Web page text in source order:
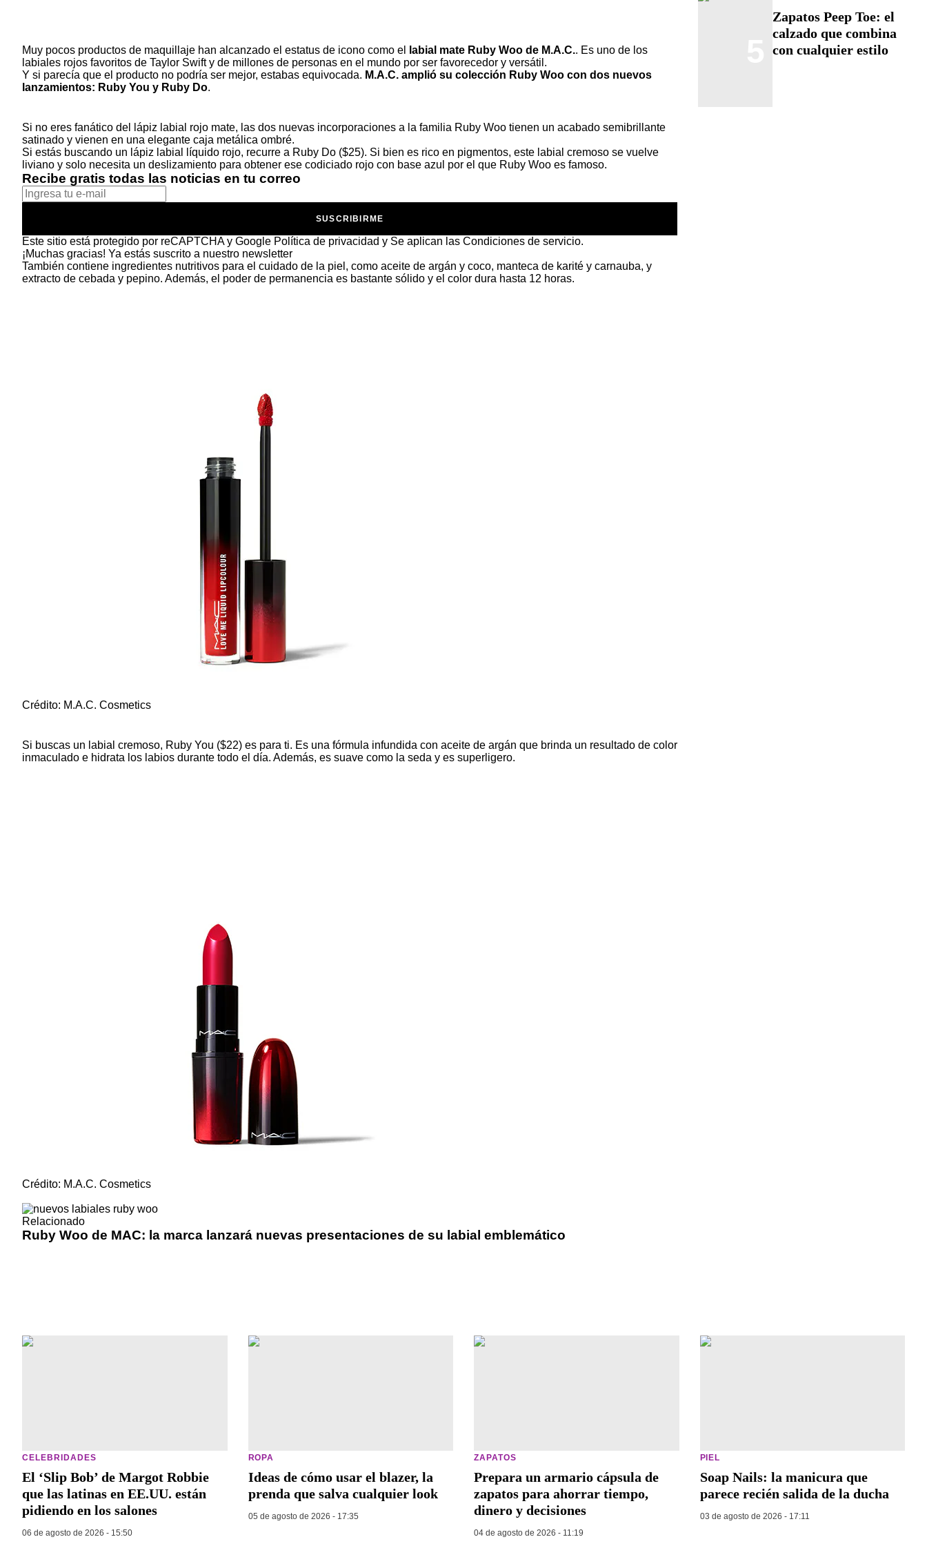
Muy pocos productos de maquillaje han alcanzado el estatus de icono como el labial mate Ruby Woo de M.A.C.. Es uno de los
labiales rojos favoritos de Taylor Swifty de millones de personas en el mundo por ser favorecedor y versátil.
Y si parecía que el producto no podría ser mejor, estabas equivocada. M.A.C. amplió su colección Ruby Woo con dos nuevos
lanzamientos: Ruby You y Ruby Do.
Si no eres fanático del lápiz labial rojo mate, las dos nuevas incorporaciones a la familia Ruby Woo tienen un acabado semibrillante
satinado y vienen en una elegante caja metálica ombré.
Si estás buscando un lápiz labial líquido rojo, recurre a Ruby Do ($25). Si bien es rico en pigmentos, este labial cremoso se vuelve
liviano y solo necesita un deslizamiento para obtener ese codiciado rojo con base azul por el que Ruby Woo es famoso.
Recibe gratis todas las noticias en tu correo
SUSCRIBIRME
Este sitio está protegido por reCAPTCHA y Google Política de privacidad y Se aplican las Condiciones de servicio.
¡Muchas gracias! Ya estás suscrito a nuestro newsletter
También contiene ingredientes nutritivos para el cuidado de la piel, como aceite de argán y coco, manteca de karité y carnauba, y
extracto de cebada y pepino. Además, el poder de permanencia es bastante sólido y el color dura hasta 12 horas.
Crédito: M.A.C. Cosmetics
Si buscas un labial cremoso, Ruby You ($22) es para ti. Es una fórmula infundida con aceite de argán que brinda un resultado de color
inmaculado e hidrata los labios durante todo el día. Además, es suave como la seda y es superligero.
Crédito: M.A.C. Cosmetics
Relacionado
Ruby Woo de MAC: la marca lanzará nuevas presentaciones de su labial emblemático
Zapatos Peep Toe: el
calzado que combina
con cualquier estilo
CELEBRIDADES
El ‘Slip Bob’ de Margot Robbie
que las latinas en EE.UU. están
pidiendo en los salones
06 de agosto de 2026 - 15:50
ROPA
Ideas de cómo usar el blazer, la
prenda que salva cualquier look
05 de agosto de 2026 - 17:35
ZAPATOS
Prepara un armario cápsula de
zapatos para ahorrar tiempo,
dinero y decisiones
04 de agosto de 2026 - 11:19
PIEL
Soap Nails: la manicura que
parece recién salida de la ducha
03 de agosto de 2026 - 17:11